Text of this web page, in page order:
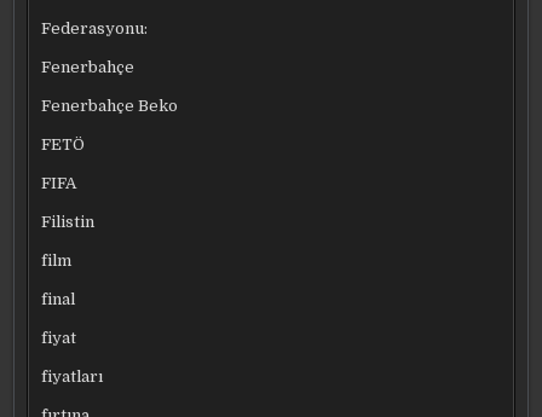
Federasyonu:
Fenerbahçe
Fenerbahçe Beko
FETÖ
FIFA
Filistin
film
final
fiyat
fiyatları